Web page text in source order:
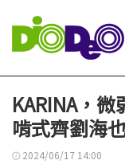
KARINA，
啃式齊劉海
2024/06/17 14:00